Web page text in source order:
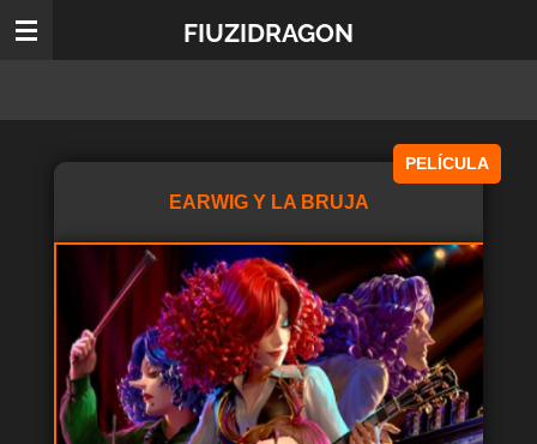
Ir
FIUZIDRAGON
PELÍCULA
EARWIG Y LA BRUJA